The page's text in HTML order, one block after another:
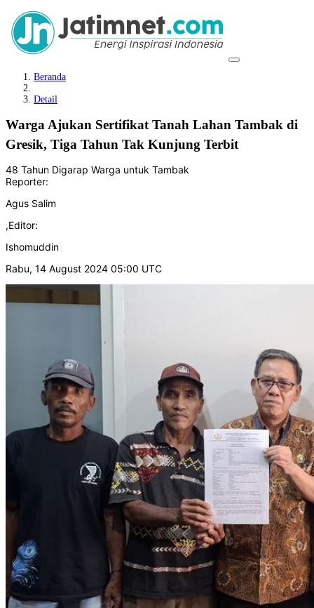
Beranda
Detail
Warga Ajukan Sertifikat Tanah Lahan Tambak di
Gresik, Tiga Tahun Tak Kunjung Terbit
48 Tahun Digarap Warga untuk Tambak
Reporter:
Agus Salim
,Editor:
Ishomuddin
Rabu, 14 August 2024 05:00 UTC